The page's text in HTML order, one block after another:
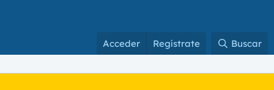
Acceder Regístrate Buscar